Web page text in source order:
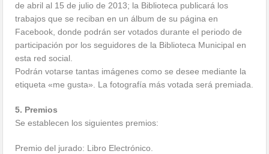
de abril al 15 de julio de 2013; la Biblioteca publicará los
trabajos que se reciban en un álbum de su página en
Facebook, donde podrán ser votados durante el periodo de
participación por los seguidores de la Biblioteca Municipal en
esta red social.
Podrán votarse tantas imágenes como se desee mediante la
etiqueta «me gusta». La fotografía más votada será premiada.
5. Premios
Se establecen los siguientes premios:
Premio del jurado: Libro Electrónico.